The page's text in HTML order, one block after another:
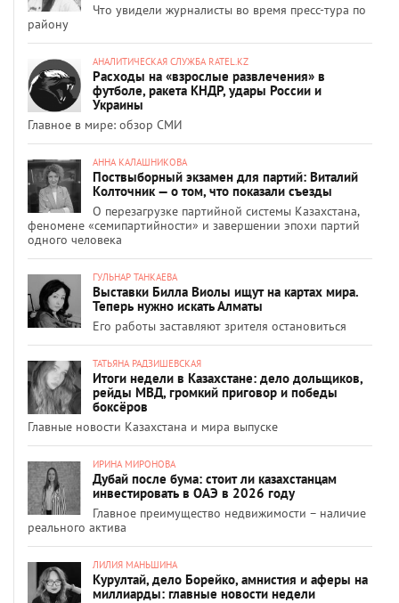
Что увидели журналисты во время пресс-тура по
району
АНАЛИТИЧЕСКАЯ СЛУЖБА RATEL.KZ
Расходы на «взрослые развлечения» в
футболе, ракета КНДР, удары России и
Украины
Главное в мире: обзор СМИ
АННА КАЛАШНИКОВА
Поствыборный экзамен для партий: Виталий
Колточник — о том, что показали съезды
О перезагрузке партийной системы Казахстана,
феномене «семипартийности» и завершении эпохи партий
одного человека
ГУЛЬНАР ТАНКАЕВА
Выставки Билла Виолы ищут на картах мира.
Теперь нужно искать Алматы
Его работы заставляют зрителя остановиться
ТАТЬЯНА РАДЗИШЕВСКАЯ
Итоги недели в Казахстане: дело дольщиков,
рейды МВД, громкий приговор и победы
боксёров
Главные новости Казахстана и мира выпуске
ИРИНА МИРОНОВА
Дубай после бума: стоит ли казахстанцам
инвестировать в ОАЭ в 2026 году
Главное преимущество недвижимости – наличие
реального актива
ЛИЛИЯ МАНЬШИНА
Курултай, дело Борейко, амнистия и аферы на
миллиарды: главные новости недели